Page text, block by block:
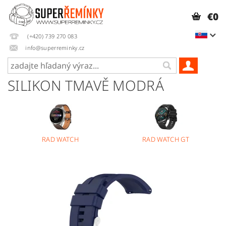
(+420) 739 270 083
info@superreminky.cz
€0
SILIKON TMAVĚ MODRÁ
RAD WATCH RAD WATCH GT